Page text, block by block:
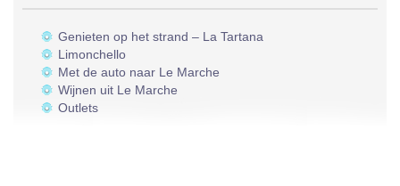
Genieten op het strand – La Tartana
Limonchello
Met de auto naar Le Marche
Wijnen uit Le Marche
Outlets